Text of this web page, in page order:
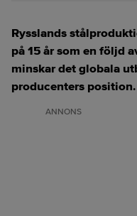
Rysslands
på 15 år som en följd
minskar det globala
producenters position.
ANNONS